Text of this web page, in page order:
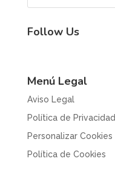
Follow Us
Menú Legal
Aviso Legal
Política de Privacidad
Personalizar Cookies
Política de Cookies